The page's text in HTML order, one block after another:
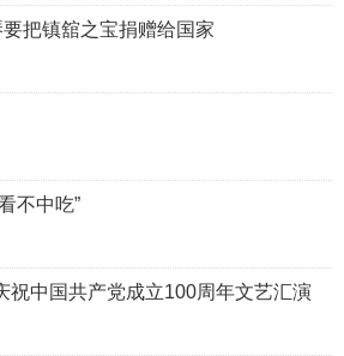
要把镇舘之宝捐赠给国家
不中吃”
祝中国共产党成立100周年文艺汇演